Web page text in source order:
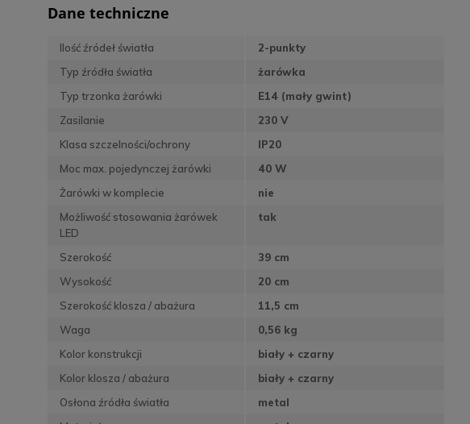
Dane techniczne
Ilość źródeł światła
2-punkty
Typ źródła światła
żarówka
Typ trzonka żarówki
E14 (mały gwint)
Zasilanie
230 V
Klasa szczelności/ochrony
IP20
Moc max. pojedynczej żarówki
40 W
Żarówki w komplecie
nie
Możliwość stosowania żarówek
LED
tak
Szerokość
39 cm
Wysokość
20 cm
Szerokość klosza / abażura
11,5 cm
Waga
0,56 kg
Kolor konstrukcji
biały + czarny
Kolor klosza / abażura
biały + czarny
Osłona źródła światła
metal